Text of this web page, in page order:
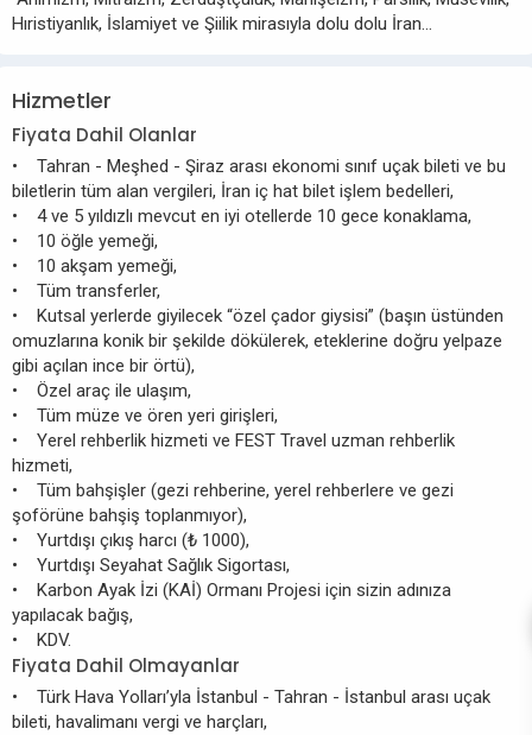
Hıristiyanlık, İslamiyet ve Şiilik mirasıyla dolu dolu İran…
Hizmetler
Fiyata Dahil Olanlar
• Tahran - Meşhed - Şiraz arası ekonomi sınıf uçak bileti ve bu
biletlerin tüm alan vergileri, İran iç hat bilet işlem bedelleri,
• 4 ve 5 yıldızlı mevcut en iyi otellerde 10 gece konaklama,
• 10 öğle yemeği,
• 10 akşam yemeği,
• Tüm transferler,
• Kutsal yerlerde giyilecek “özel çador giysisi” (başın üstünden
omuzlarına konik bir şekilde dökülerek, eteklerine doğru yelpaze
gibi açılan ince bir örtü),
• Özel araç ile ulaşım,
• Tüm müze ve ören yeri girişleri,
• Yerel rehberlik hizmeti ve FEST Travel uzman rehberlik
hizmeti,
• Tüm bahşişler (gezi rehberine, yerel rehberlere ve gezi
şoförüne bahşiş toplanmıyor),
• Yurtdışı çıkış harcı (₺ 1000),
• Yurtdışı Seyahat Sağlık Sigortası,
• Karbon Ayak İzi (KAİ) Ormanı Projesi için sizin adınıza
yapılacak bağış,
• KDV.
Fiyata Dahil Olmayanlar
• Türk Hava Yolları’yla İstanbul - Tahran - İstanbul arası uçak
bileti, havalimanı vergi ve harçları,